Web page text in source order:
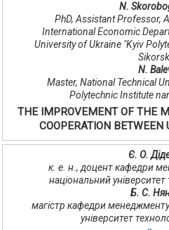
N.
PhD, Assistant Professor,
International Economic
University of Ukraine "Kyiv
N.
Master, National Technical
Polytechnic Institute
THE IMPROVEMENT OF THE
COOPERATION
Є. О.
к. е. н., доцент кафедри
національний
Б. С.
магістр кафедри
університет